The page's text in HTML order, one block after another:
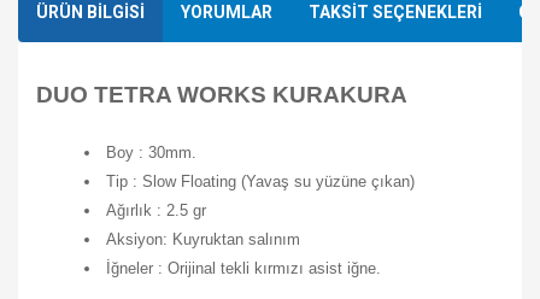
ÜRÜN BİLGİSİ YORUMLAR TAKSİT SEÇENEKLERİ
DUO TETRA WORKS KURAKURA
Boy : 30mm.
Tip : Slow Floating (Yavaş su yüzüne çıkan)
Ağırlık : 2.5 gr
Aksiyon: Kuyruktan salınım
İğneler :Orijinal tekli kırmızı asist iğne.